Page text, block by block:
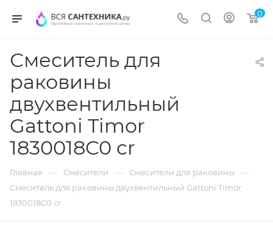
0
Смеситель для
раковины
двухвентильный
Gattoni Timor
1830018C0 cr
Главная — Смесители — Смесители для раковины —
Смеситель для раковины двухвентильный Gattoni Timor
1830018C0 cr